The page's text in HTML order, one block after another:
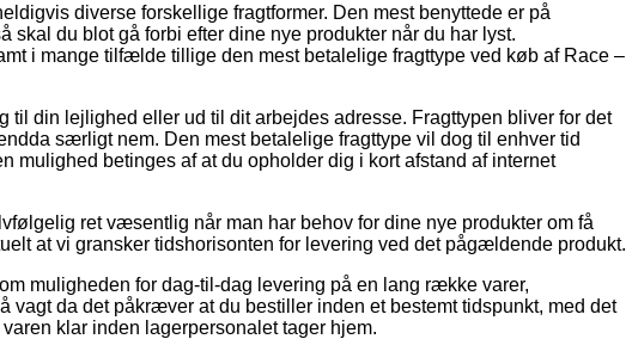
diverse forskellige fragtformer. Den mest benyttede er på
skal du blot gå forbi efter dine nye produkter når du har lyst.
i mange tilfælde tillige den mest betalelige fragttype ved køb af Race –
din lejlighed eller ud til dit arbejdes adresse. Fragttypen bliver for det
særligt nem. Den mest betalelige fragttype vil dog til enhver tid
mulighed betinges af at du opholder dig i kort afstand af internet
ret væsentlig når man har behov for dine nye produkter om få
at vi gransker tidshorisonten for levering ved det pågældende produkt.
muligheden for dag-til-dag levering på en lang række varer,
vagt da det påkræver at du bestiller inden et bestemt tidspunkt, med det
klar inden lagerpersonalet tager hjem.